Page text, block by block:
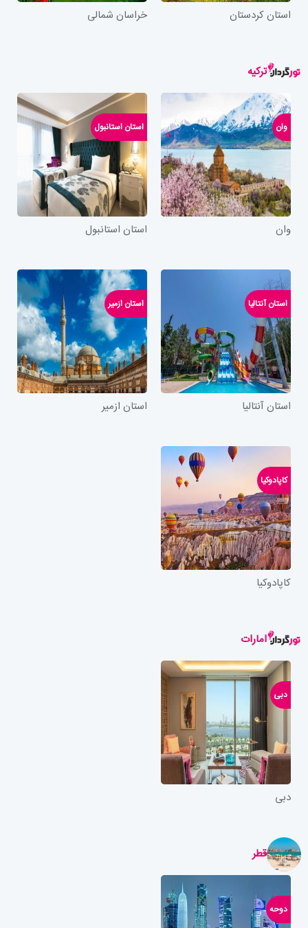
استان کردستان خراسان شمالی
ترکیه
وان
وان
استان استانبول
استان استانبول
استان آنتالیا
استان آنتالیا
استان ازمیر
استان ازمیر
کاپادوکیا
کاپادوکیا
امارات
دبی
دبی
قطر
دوحه